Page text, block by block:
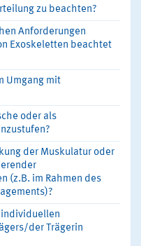
zu beachten?
Anforderungen
Exoskeletten beachtet
Umgang mit
oder als
der Muskulatur oder
(z.B. im Rahmen des
individuellen
der Trägerin